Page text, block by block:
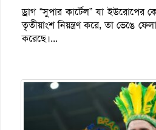
ড্রাগ “সুপার কার্টেল” যা ইউরোপের
তৃতীয়াংশ নিয়ন্ত্রণ করে, তা ভেঙে
করেছে।...